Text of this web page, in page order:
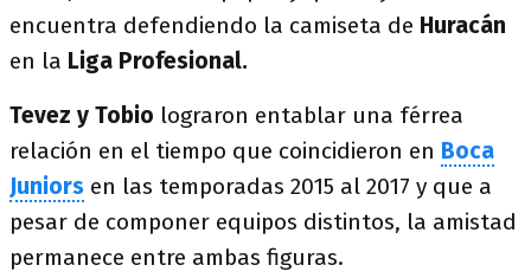
encuentra defendiendo la camiseta de Huracán
en la Liga Profesional.
Tevez y Tobio lograron entablar una férrea
relación en el tiempo que coincidieron en Boca
Juniors en las temporadas 2015 al 2017 y que a
pesar de componer equipos distintos, la amistad
permanece entre ambas figuras.